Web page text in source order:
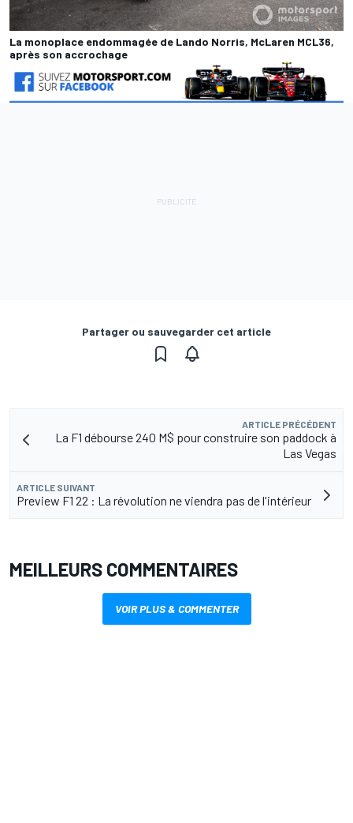
La monoplace endommagée de Lando Norris, McLaren MCL36,
après son accrochage
Partager ou sauvegarder cet article
ARTICLE PRÉCÉDENT
La F1 débourse 240 M$ pour construire son paddock à
Las Vegas
ARTICLE SUIVANT
Preview F1 22 : La révolution ne viendra pas de l'intérieur
MEILLEURS COMMENTAIRES
VOIR PLUS & COMMENTER